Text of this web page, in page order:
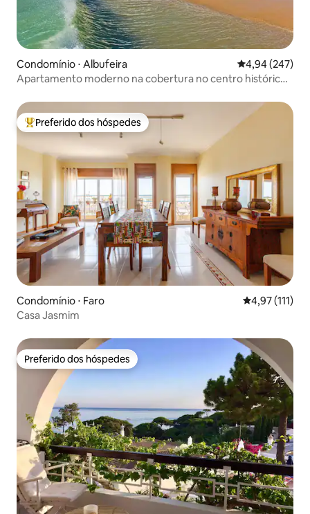
Condomínio ⋅ Albufeira 4,94 de uma
4,94 (247)
Apartamento moderno na cobertura no centro histórico
Entre os melhores preferidos dos hóspedes
Preferido dos hóspedes
Condomínio ⋅ Faro 4,97 de uma
4,97 (111)
Casa Jasmim
Preferido dos hóspedes
Preferido dos hóspedes